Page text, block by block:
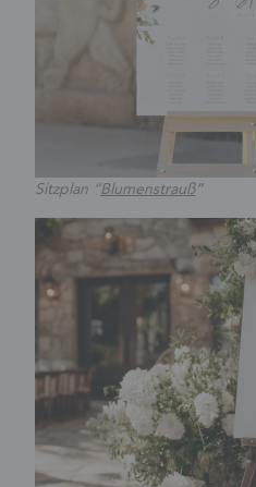
Sitzplan “Blumenstrauß”